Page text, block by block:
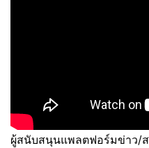
ผู้สนับสนุนแพลตฟอร์มข่าว/